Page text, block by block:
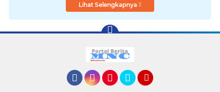
Lihat Selengkapnya